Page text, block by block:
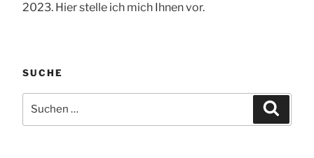
2023. Hier stelle ich mich Ihnen vor.
SUCHE
nach: